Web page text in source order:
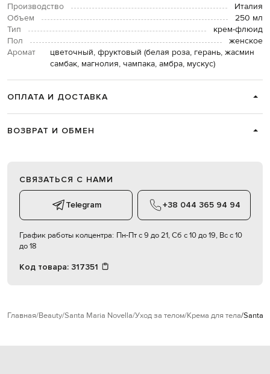
Производство
Италия
Объем
250 мл
Тип
крем-флюид
Пол
женское
Аромат
цветочный, фруктовый (белая роза, герань, жасмин
самбак, магнолия, чампака, амбра, мускус)
ОПЛАТА И ДОСТАВКА
ВОЗВРАТ И ОБМЕН
СВЯЗАТЬСЯ С НАМИ
Telegram +38 044 365 94 94
График работы колцентра: Пн-Пт с 9 до 21, Сб с 10 до 19, Вс с 10
до 18
Код товара: 317351
Главная Beauty Santa Maria Novella Уход за телом Крема для тела Santa